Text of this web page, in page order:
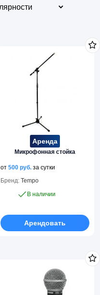
Аренда
Микрофонная стойка
от500руб. за сутки
Бренд: Tempo
В наличии
Арендовать